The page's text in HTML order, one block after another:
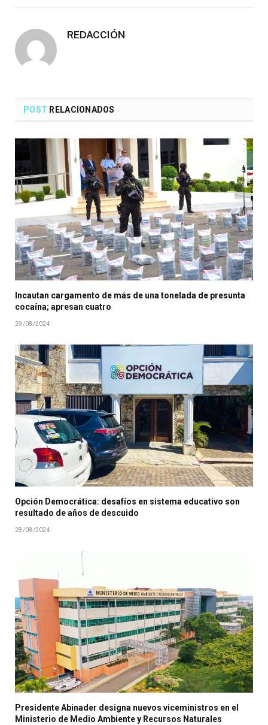
REDACCIÓN
POST RELACIONADOS
Incautan cargamento de más de una tonelada de presunta
cocaína; apresan cuatro
29/08/2024
Opción Democrática: desafíos en sistema educativo son
resultado de años de descuido
28/08/2024
Presidente Abinader designa nuevos viceministros en el
Ministerio de Medio Ambiente y Recursos Naturales